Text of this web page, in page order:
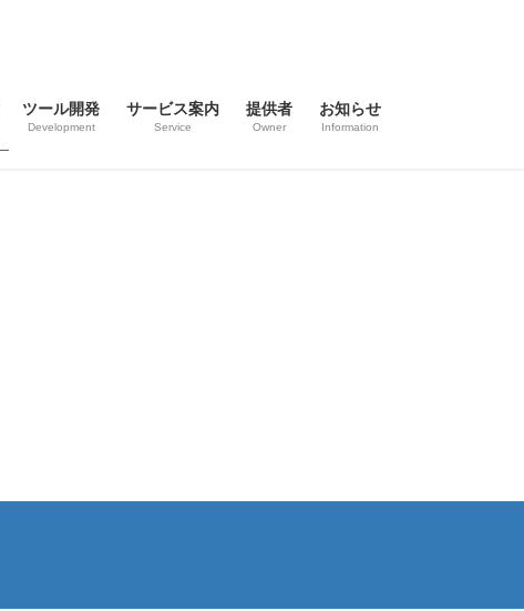
ツール開発
Development
サービス案内
Service
提供者
Owner
お知らせ
Information